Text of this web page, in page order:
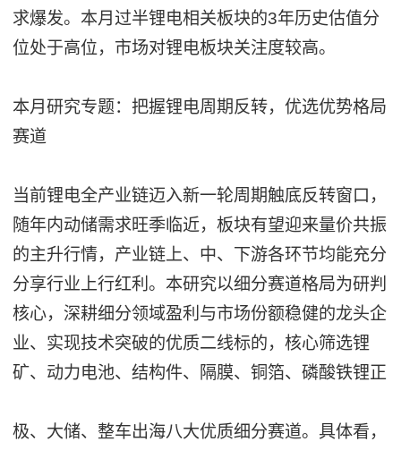
求爆发。本月过半锂电相关板块的3年历史估值分
位处于高位，市场对锂电板块关注度较高。
本月研究专题：把握锂电周期反转，优选优势格局
赛道
当前锂电全产业链迈入新一轮周期触底反转窗口，
随年内动储需求旺季临近，板块有望迎来量价共振
的主升行情，产业链上、中、下游各环节均能充分
分享行业上行红利。本研究以细分赛道格局为研判
核心，深耕细分领域盈利与市场份额稳健的龙头企
业、实现技术突破的优质二线标的，核心筛选锂
矿、动力电池、结构件、隔膜、铜箔、磷酸铁锂正
极、大储、整车出海八大优质细分赛道。具体看，